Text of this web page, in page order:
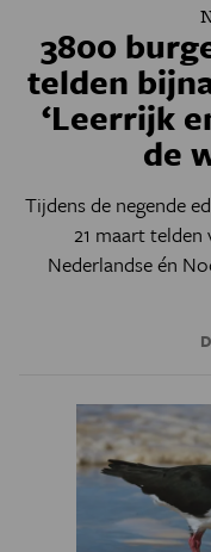
3800
telden
‘Leerrijk
de
Tijdens de negende
21 maart telden
Nederlandse én